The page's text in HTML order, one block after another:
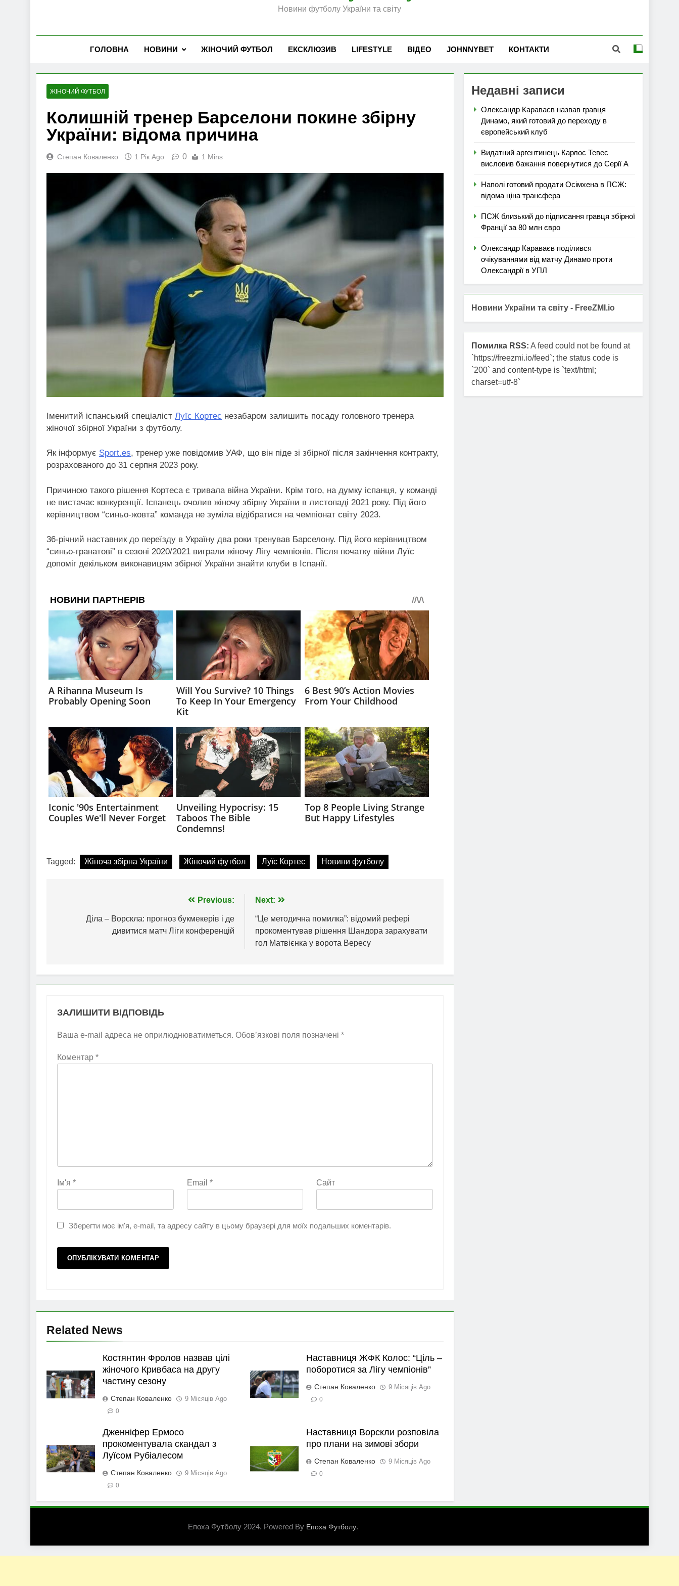
Новини футболу України та світу
ГОЛОВНА НОВИНИ ЖІНОЧИЙ ФУТБОЛ ЕКСКЛЮЗИВ LIFESTYLE ВІДЕО JOHNNYBET КОНТАКТИ
ЖІНОЧИЙ ФУТБОЛ
Колишній тренер Барселони покине збірну
України: відома причина
Степан Коваленко 1 Рік Ago 0 1 Mins
Іменитий іспанський спеціаліст Луїс Кортес незабаром залишить посаду головного тренера
жіночої збірної України з футболу.
Як інформує Sport.es, тренер уже повідомив УАФ, що він піде зі збірної після закінчення контракту,
розрахованого до 31 серпня 2023 року.
Причиною такого рішення Кортеса є тривала війна України. Крім того, на думку іспанця, у команді
не вистачає конкуренції. Іспанець очолив жіночу збірну України в листопаді 2021 року. Під його
керівництвом “синьо-жовта” команда не зуміла відібратися на чемпіонат світу 2023.
36-річний наставник до переїзду в Україну два роки тренував Барселону. Під його керівництвом
“синьо-гранатові” в сезоні 2020/2021 виграли жіночу Лігу чемпіонів. Після початку війни Луїс
допоміг декільком виконавицям збірної України знайти клуби в Іспанії.
Tagged: Жіноча збірна України Жіночий футбол Луїс Кортес Новини футболу
записів
Previous:
Діла – Ворскла: прогноз букмекерів і де
дивитися матч Ліги конференцій
Next:
“Це методична помилка”: відомий рефері
прокоментував рішення Шандора зарахувати
гол Матвієнка у ворота Вересу
ЗАЛИШИТИ ВІДПОВІДЬ
Ваша e-mail адреса не оприлюднюватиметься. Обов’язкові поля позначені *
Коментар *
Ім'я * Email * Сайт
Зберегти моє ім'я, e-mail, та адресу сайту в цьому браузері для моїх подальших коментарів.
Related News
Костянтин Фролов назвав цілі
жіночого Кривбаса на другу
частину сезону
Степан Коваленко 9 Місяців Ago
0
Наставниця ЖФК Колос: “Ціль –
поборотися за Лігу чемпіонів”
Степан Коваленко 9 Місяців Ago
0
Дженніфер Ермосо
прокоментувала скандал з
Луїсом Рубіалесом
Степан Коваленко 9 Місяців Ago
0
Наставниця Ворскли розповіла
про плани на зимові збори
Степан Коваленко 9 Місяців Ago
0
Недавні записи
Олександр Караваєв назвав гравця
Динамо, який готовий до переходу в
європейський клуб
Видатний аргентинець Карлос Тевес
висловив бажання повернутися до Серії А
Наполі готовий продати Осімхена в ПСЖ:
відома ціна трансфера
ПСЖ близький до підписання гравця збірної
Франції за 80 млн євро
Олександр Караваєв поділився
очікуваннями від матчу Динамо проти
Олександрії в УПЛ
Новини України та світу - FreeZMI.io
Помилка RSS: A feed could not be found at
`https://freezmi.io/feed`; the status code is
`200` and content-type is `text/html;
charset=utf-8`
Епоха Футболу 2024. Powered By Епоха Футболу.